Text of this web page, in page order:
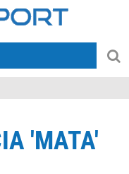
'MATA'